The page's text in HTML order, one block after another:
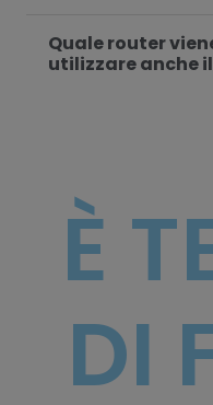
Quale router
utilizzare anche
È
DI